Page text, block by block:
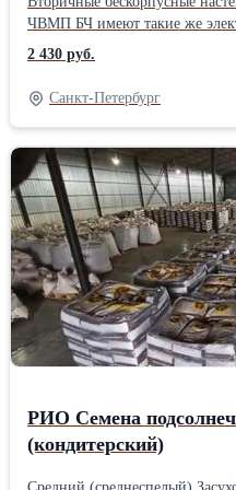
ЧВМП БЧ имеют такие же электрические параметры, что и
корпусные. Комплектуются: -
наклеиваются на стену на
нанесённый на цифры) -
механизмом с декоративной
цифр на стене - внешний диаметр
изменение дизайна по
отдельно.
2 430 руб.
Санкт-Петербург
РИО Семена
(кондитерский)